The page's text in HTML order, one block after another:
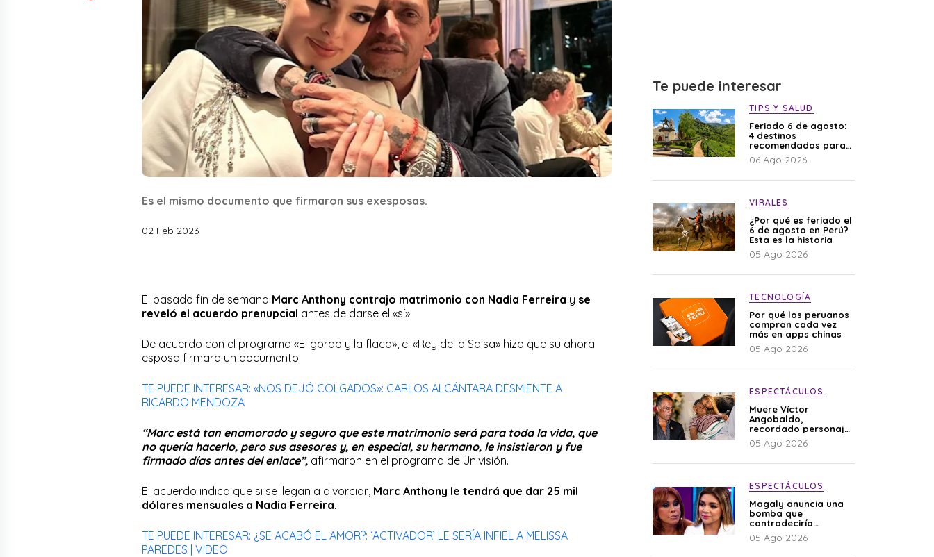
Es el mismo documento que firmaron sus exesposas.
02 Feb 2023
El pasado fin de semana Marc Anthony contrajo matrimonio con Nadia Ferreira y se
reveló el acuerdo prenupcial antes de darse el «sí».
De acuerdo con el programa «El gordo y la flaca», el «Rey de la Salsa» hizo que su ahora
esposa firmara un documento.
TE PUEDE INTERESAR: «NOS DEJÓ COLGADOS»: CARLOS ALCÁNTARA DESMIENTE A
RICARDO MENDOZA
“Marc está tan enamorado y seguro que este matrimonio será para toda la vida, que
no quería hacerlo, pero sus asesores y, en especial, su hermano, le insistieron y fue
firmado días antes del enlace”, afirmaron en el programa de Univisión.
El acuerdo indica que si se llegan a divorciar, Marc Anthony le tendrá que dar 25 mil
dólares mensuales a Nadia Ferreira.
TE PUEDE INTERESAR: ¿SE ACABÓ EL AMOR?: ‘ACTIVADOR’ LE SERÍA INFIEL A MELISSA
PAREDES | VIDEO
Te puede interesar
TIPS Y SALUD
Feriado 6 de agosto:
4 destinos
recomendados para
disfrutar el descanso
06 Ago 2026
VIRALES
¿Por qué es feriado el
6 de agosto en Perú?
Esta es la historia
05 Ago 2026
TECNOLOGÍA
Por qué los peruanos
compran cada vez
más en apps chinas
05 Ago 2026
ESPECTÁCULOS
Muere Víctor
Angobaldo,
recordado personaje
de la farándula y
expareja de Shirley
05 Ago 2026
ESPECTÁCULOS
Magaly anuncia una
bomba que
contradeciría
comunicado de La
Bella Luz: “Hay un
05 Ago 2026